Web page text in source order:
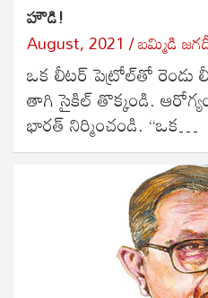
హౌడి!
August, 2021 బ‌మ్మిడి
ఒక లీటర్ పెట్రోల్‌తో రెండు
తాగి సైకిల్ తొక్కండి.
భారత్ నిర్మించండి. “ఒక…